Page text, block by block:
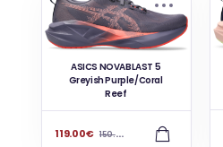
ASICS NOVABLAST 5
Greyish Purple/Coral
Reef
119.00€ 150.00